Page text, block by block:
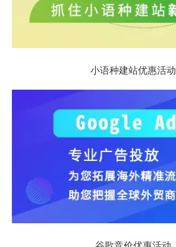
小语种建站优惠活动